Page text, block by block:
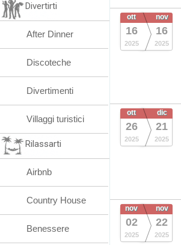
ott
16
2025
nov
16
2025
ott
26
2025
dic
21
2025
nov
02
2025
nov
22
2025
Divertirti
After Dinner
Discoteche
Divertimenti
Villaggi turistici
Rilassarti
Airbnb
Country House
Benessere